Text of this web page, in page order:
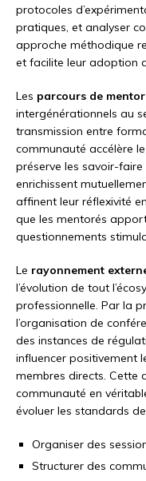
protocoles
pratiques, et analyser
approche méthodique
et facilite leur adoption
Les parcours de
intergénérationnels au
transmission entre
communauté accélère
préserve les savoir-
enrichissent
affinent leur réflexivité
que les mentorés
questionnements
Le rayonnement
l’évolution de tout
professionnelle. Par la
l’organisation de
des instances de
influencer positivement
membres directs. Cette
communauté en
évoluer les standards
Organiser des
Structurer des